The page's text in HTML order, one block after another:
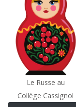
Le Russe au
Collège Cassignol